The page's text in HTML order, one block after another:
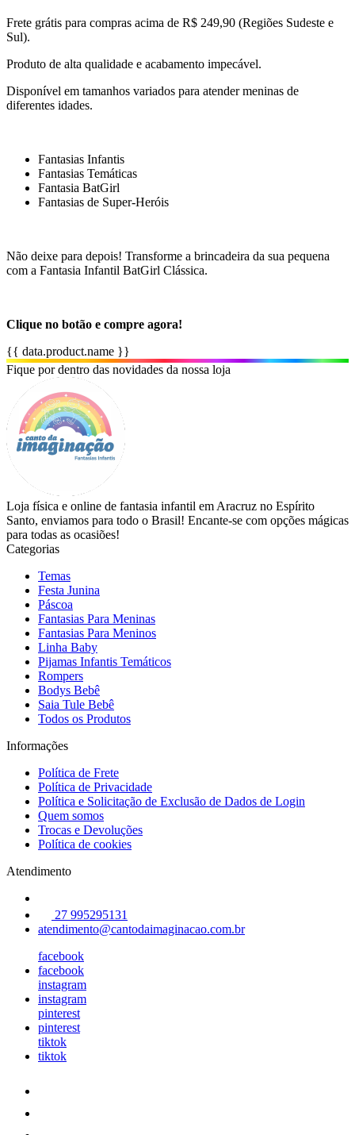
Frete grátis para compras acima de R$ 249,90 (Regiões Sudeste e
Sul).
Produto de alta qualidade e acabamento impecável.
Disponível em tamanhos variados para atender meninas de
diferentes idades.
Fantasias Infantis
Fantasias Temáticas
Fantasia BatGirl
Fantasias de Super-Heróis
Não deixe para depois! Transforme a brincadeira da sua pequena
com a Fantasia Infantil BatGirl Clássica.
Clique no botão e compre agora!
{{ data.product.name }}
Fique por dentro das novidades da nossa loja
Loja física e online de fantasia infantil em Aracruz no Espírito
Santo, enviamos para todo o Brasil! Encante-se com opções mágicas
para todas as ocasiões!
Categorias
Temas
Festa Junina
Páscoa
Fantasias Para Meninas
Fantasias Para Meninos
Linha Baby
Pijamas Infantis Temáticos
Rompers
Bodys Bebê
Saia Tule Bebê
Todos os Produtos
Informações
Política de Frete
Política de Privacidade
Política e Solicitação de Exclusão de Dados de Login
Quem somos
Trocas e Devoluções
Política de cookies
Atendimento
27 995295131
atendimento@cantodaimaginacao.com.br
facebook
facebook
instagram
instagram
pinterest
pinterest
tiktok
tiktok